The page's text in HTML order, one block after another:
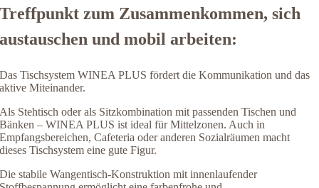
Treffpunkt zum Zusammenkommen, sich
austauschen und mobil arbeiten:
Das Tischsystem WINEA PLUS fördert die Kommunikation und das
aktive Miteinander.
Als Stehtisch oder als Sitzkombination mit passenden Tischen und
Bänken – WINEA PLUS ist ideal für Mittelzonen. Auch in
Empfangsbereichen, Cafeteria oder anderen Sozialräumen macht
dieses Tischsystem eine gute Figur.
Die stabile Wangentisch-Konstruktion mit innenlaufender